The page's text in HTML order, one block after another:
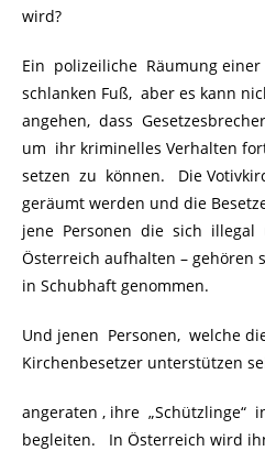
wird?
Ein polizeiliche Räumung einer
schlanken Fuß, aber es kann
angehen, dass
um ihr kriminelles Verhalten
setzen zu können. Die
geräumt werden und die
jene Personen die sich illegal
Österreich aufhalten – gehören
in Schubhaft genommen.
Und jenen Personen, welche
Kirchenbesetzer unterstützen
angeraten , ihre „Schützlinge“
begleiten. In Österreich wird